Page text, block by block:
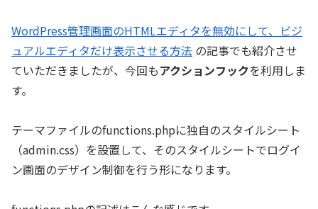
WordPress管理画面のHTMLエディタを無効にして、ビジ
ュアルエディタだけ表示させる方法 の記事でも紹介させ
ていただきましたが、今回もアクションフックを利用しま
す。
テーマファイルのfunctions.phpに独自のスタイルシート
（admin.css）を設置して、そのスタイルシートでログイ
ン画面のデザイン制御を行う形になります。